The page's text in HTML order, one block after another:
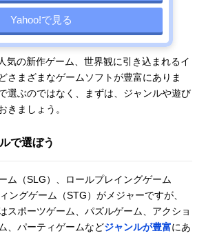
Yahoo!で見る
気の新作ゲーム、世界観に引き込まれるイ
さまざまなゲームソフトが豊富にありま
選ぶのではなく、まずは、ジャンルや遊び
きましょう。
で選ぼう
ム（SLG）、ロールプレイングゲーム
ングゲーム（STG）がメジャーですが、
スポーツゲーム、パズルゲーム、アクショ
、パーティゲームなどジャンルが豊富にあ